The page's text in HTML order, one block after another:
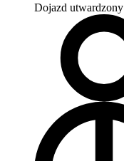
Dojazd utwardzony